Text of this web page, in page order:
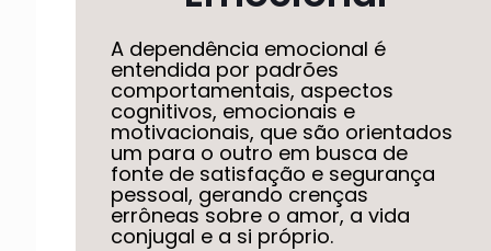
A dependência emocional é
entendida por padrões
comportamentais, aspectos
cognitivos, emocionais e
motivacionais, que são orientados
um para o outro em busca de
fonte de satisfação e segurança
pessoal, gerando crenças
errôneas sobre o amor, a vida
conjugal e a si próprio.